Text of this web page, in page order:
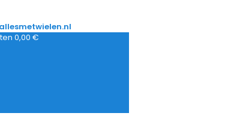
0,00 €